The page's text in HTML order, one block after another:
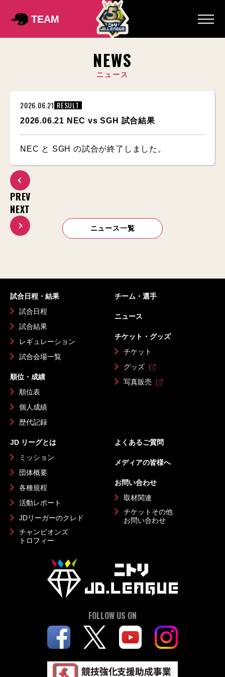
TEAM
NEWS
ニュース
2026.06.21 RESULT
2026.06.21 NEC vs SGH 試合結果
NEC と SGH の試合が終了しました。
PREV
ニュース一覧
NEXT
試合日程・結果
試合日程
試合結果
レギュレーション
試合会場一覧
順位・成績
順位表
個人成績
歴代記録
チーム・選手
ニュース
チケット・グッズ
チケット
グッズ
写真販売
JD リーグとは
ミッション
団体概要
各種規程
活動レポート
JDリーガーのクレド
チャンピオンズ
トロフィー
よくあるご質問
メディアの皆様へ
お問い合わせ
取材関連
チケットその他
お問い合わせ
FOLLOW US ON